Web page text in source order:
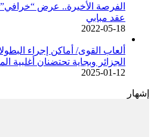
الفرصة الأخيرة.. عرض
عقد مبابي
2022-05-18
الجزائر وبجاية تحتضنان أغلبية
2025-01-12
إشهار